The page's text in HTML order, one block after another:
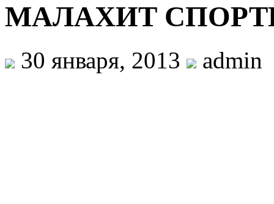
МАЛАХИТ
30 января, 2013 admin